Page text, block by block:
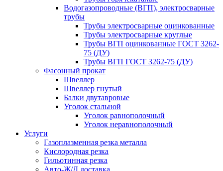
Водогазопроводные (ВГП), электросварные
трубы
Трубы электросварные оцинкованные
Трубы электросварные круглые
Трубы ВГП оцинкованные ГОСТ 3262-
75 (ДУ)
Трубы ВГП ГОСТ 3262-75 (ДУ)
Фасонный прокат
Швеллер
Швеллер гнутый
Балки двутавровые
Уголок стальной
Уголок равнополочный
Уголок неравнополочный
Услуги
Газоплазменная резка металла
Кислородная резка
Гильотинная резка
Авто-Ж/Д доставка